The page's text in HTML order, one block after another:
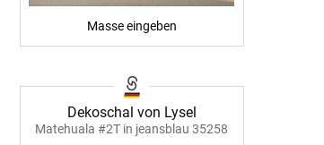
Masse eingeben
Dekoschal von Lysel
Matehuala #2T in jeansblau 35258